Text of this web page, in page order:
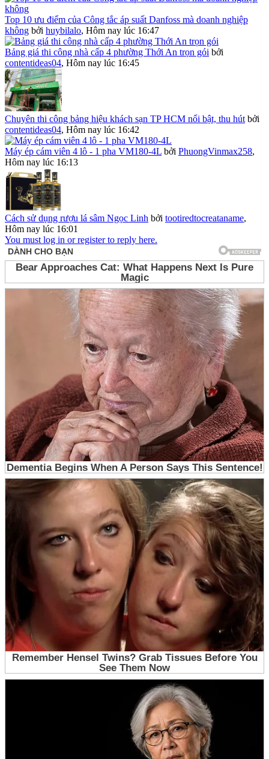
Top 10 ưu điểm của Công tắc áp suất Danfoss mà doanh nghiệp
không bởi huybilalo, Hôm nay lúc 16:47
Bảng giá thi công nhà cấp 4 phường Thới An trọn gói bởi
contentideas04, Hôm nay lúc 16:45
Chuyên thi công bảng hiệu khách sạn TP HCM nổi bật, thu hút bởi
contentideas04, Hôm nay lúc 16:42
Máy ép cám viên 4 lô - 1 pha VM180-4L bởi PhuongVinmax258,
Hôm nay lúc 16:13
Cách sử dụng rượu lá sâm Ngọc Linh bởi tootiredtocreataname,
Hôm nay lúc 16:01
You must log in or register to reply here.